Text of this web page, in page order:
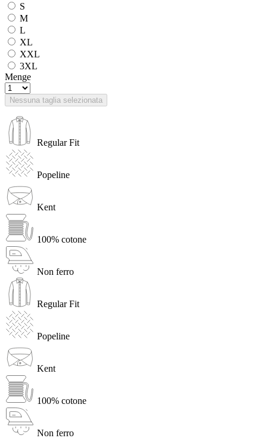
S
M
L
XL
XXL
3XL
Menge
Nessuna taglia selezionata
Regular Fit
Popeline
Kent
100% cotone
Non ferro
Regular Fit
Popeline
Kent
100% cotone
Non ferro